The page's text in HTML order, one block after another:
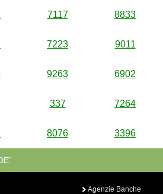
7117 8833
7223 9011
9263 6902
337 7264
8076 3396
Agenzie Banche